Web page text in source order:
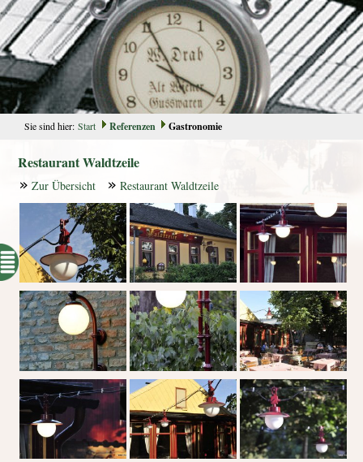
Sie sind hier: Start Referenzen Gastronomie
Restaurant Waldtzeile
Zur Übersicht Restaurant Waldtzeile